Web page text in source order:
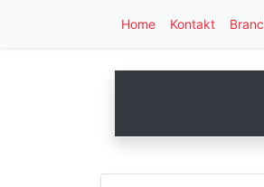
Home Kontakt